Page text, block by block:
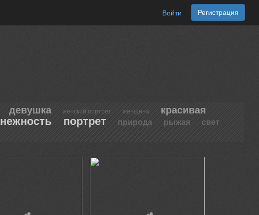
Войти Регистрация
девушка женский портрет женщина красивая
нежность портрет природа рыжая свет